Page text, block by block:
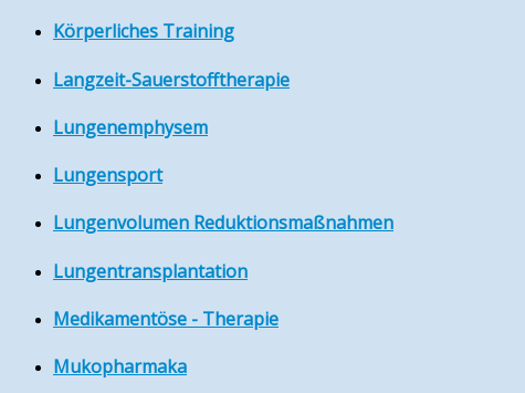
Körperliches Training
Langzeit-Sauerstofftherapie
Lungenemphysem
Lungensport
Lungenvolumen Reduktionsmaßnahmen
Lungentransplantation
Medikamentöse - Therapie
Mukopharmaka